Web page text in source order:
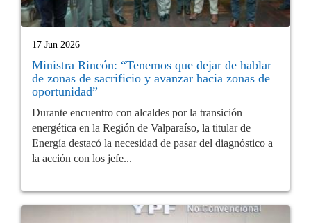
17 Jun 2026
Ministra Rincón: “Tenemos que dejar de hablar
de zonas de sacrificio y avanzar hacia zonas de
oportunidad”
Durante encuentro con alcaldes por la transición
energética en la Región de Valparaíso, la titular de
Energía destacó la necesidad de pasar del diagnóstico a
la acción con los jefe...